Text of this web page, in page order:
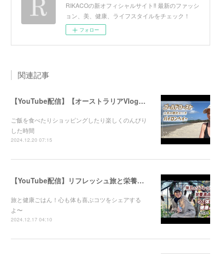
RIKACOの新オフィシャルサイト‼︎ 最新のファッシ
ョン、美、健康、ライフスタイルをチェック！
フォロー
関連記事
【YouTube配信】【オーストラリアVlog】オシャレで人気のバイロンベイ〜
ご飯を食べたりショッピングしたり楽しくのんびり
した時間
2024.12.20 07:15
【YouTube配信】リフレッシュ旅と栄養満点ごはん！心と体が喜ぶ健康のコツ
旅と健康ごはん！心も体も喜ぶコツをシェアする
よ〜
2024.12.17 04:10